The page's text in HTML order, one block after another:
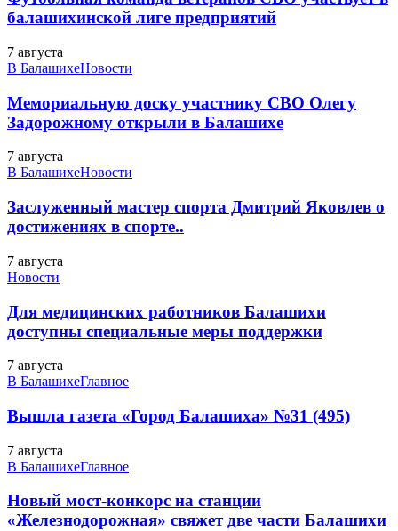
балашихинской лиге предприятий
7 августа
В БалашихеНовости
Мемориальную доску участнику СВО Олегу
Задорожному открыли в Балашихе
7 августа
В БалашихеНовости
Заслуженный мастер спорта Дмитрий Яковлев о
достижениях в спорте..
7 августа
Новости
Для медицинских работников Балашихи
доступны специальные меры поддержки
7 августа
В БалашихеГлавное
Вышла газета «Город Балашиха» №31 (495)
7 августа
В БалашихеГлавное
Новый мост-конкорс на станции
«Железнодорожная» свяжет две части Балашихи